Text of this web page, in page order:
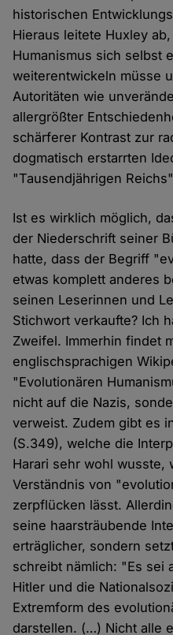
historischen
Hieraus leitete Huxley
Humanismus sich selbst
weiterentwickeln müsse
Autoritäten wie
allergrößter
schärferer Kontrast zur
dogmatisch erstarrten
"Tausendjährigen
Ist es wirklich möglich,
der Niederschrift seiner
hatte, dass der Begriff
etwas komplett anderes
seinen Leserinnen und
Stichwort verkaufte? Ich
Zweifel. Immerhin findet
englischsprachigen
"Evolutionären
nicht auf die Nazis,
verweist. Zudem gibt es
(S.349), welche die
Harari sehr wohl wusste,
Verständnis von
zerpflücken lässt.
seine haarsträubende
erträglicher, sondern
schreibt nämlich: "Es sei
Hitler und die
Extremform des
darstellen. (…) Nicht alle